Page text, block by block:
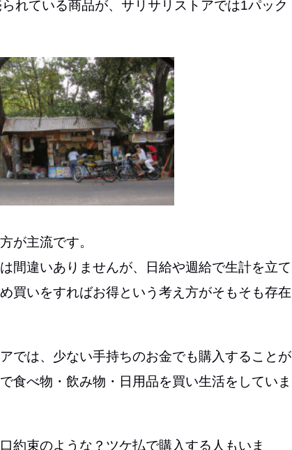
れている商品が、サリサリストアでは1パック
が主流です。
間違いありませんが、日給や週給で生計を立て
買いをすればお得という考え方がそもそも存在
では、少ない手持ちのお金でも購入することが
食べ物・飲み物・日用品を買い生活をしていま
約束のような？ツケ払で購入する人もいま